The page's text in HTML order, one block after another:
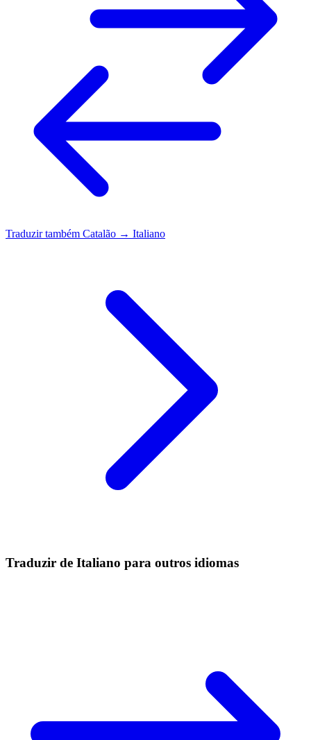
Traduzir também Catalão → Italiano
Traduzir de Italiano para outros idiomas